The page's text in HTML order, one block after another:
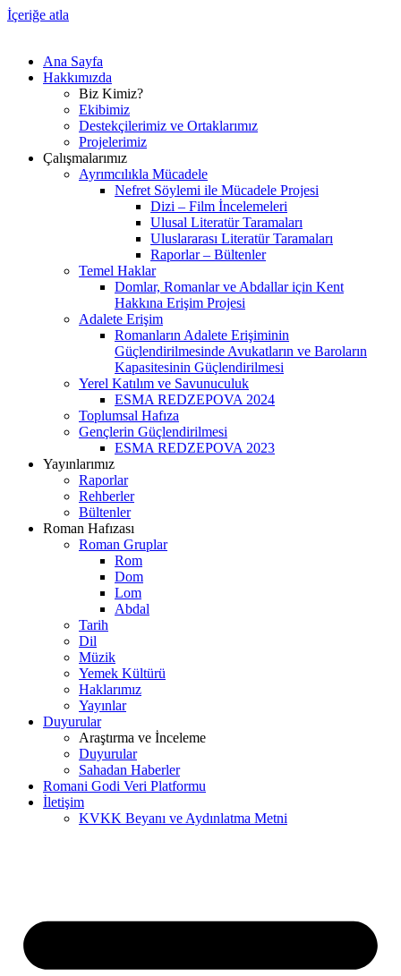
İçeriğe atla
Ana Sayfa
Hakkımızda
Biz Kimiz?
Ekibimiz
Destekçilerimiz ve Ortaklarımız
Projelerimiz
Çalışmalarımız
Ayrımcılıkla Mücadele
Nefret Söylemi ile Mücadele Projesi
Dizi – Film İncelemeleri
Ulusal Literatür Taramaları
Uluslararası Literatür Taramaları
Raporlar – Bültenler
Temel Haklar
Domlar, Romanlar ve Abdallar için Kent
Hakkına Erişim Projesi
Adalete Erişim
Romanların Adalete Erişiminin
Güçlendirilmesinde Avukatların ve Baroların
Kapasitesinin Güçlendirilmesi
Yerel Katılım ve Savunuculuk
ESMA REDZEPOVA 2024
Toplumsal Hafıza
Gençlerin Güçlendirilmesi
ESMA REDZEPOVA 2023​
Yayınlarımız
Raporlar
Rehberler
Bültenler
Roman Hafızası
Roman Gruplar
Rom
Dom
Lom
Abdal
Tarih
Dil
Müzik
Yemek Kültürü
Haklarımız
Yayınlar
Duyurular
Araştırma ve İnceleme
Duyurular
Sahadan Haberler
Romani Godi Veri Platformu
İletişim
KVKK Beyanı ve Aydınlatma Metni